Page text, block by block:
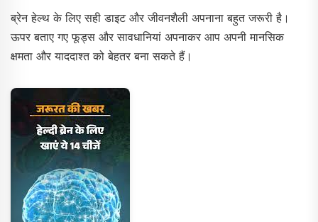
ब्रेन हेल्थ के लिए सही डाइट और जीवनशैली अपनाना बहुत जरूरी है।
ऊपर बताए गए फूड्स और सावधानियां अपनाकर आप अपनी मानसिक
क्षमता और याददाश्त को बेहतर बना सकते हैं।